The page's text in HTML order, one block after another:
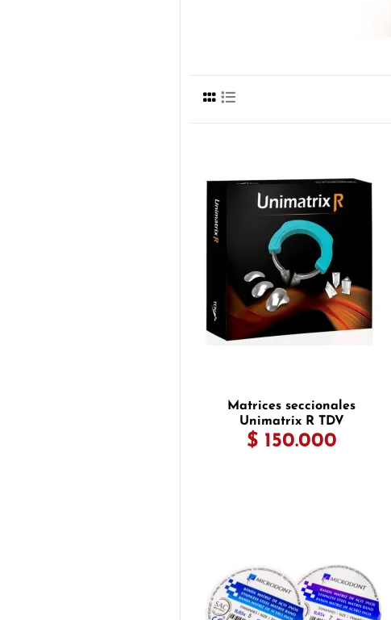
Matrices seccionales
Unimatrix R TDV
$ 150.000